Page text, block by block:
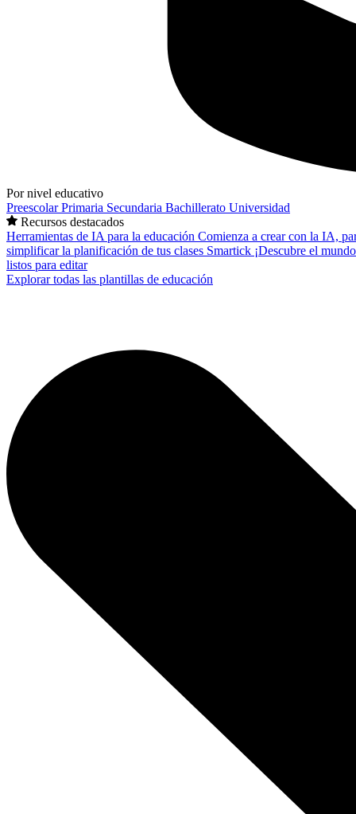
Por nivel educativo
PreescolarPrimaria Secundaria Bachillerato Universidad
Recursos destacados
Herramientas de IA para la educación Comienza a crear con la IA,
simplificar la planificación de tus clases Smartick ¡Descubre el
listos para editar
Explorar todas las plantillas de educación